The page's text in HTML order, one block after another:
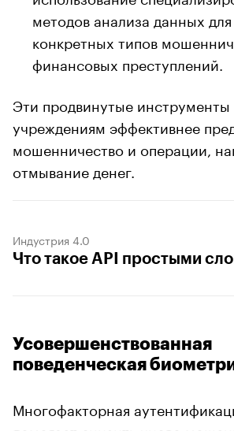
методов анализа данных
конкретных типов
финансовых преступлений.
Эти продвинутые
учреждениям эффективнее
мошенничество и операции,
отмывание денег.
Индустрия 4.0
Что такое API простыми
Усовершенствованная
поведенческая
Многофакторная